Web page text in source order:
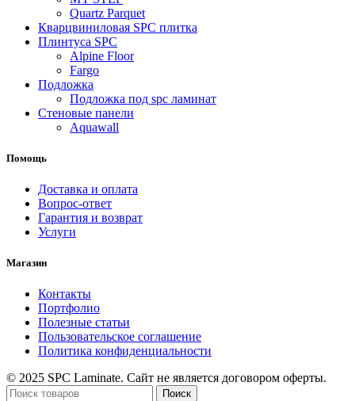
Quartz Parquet
Кварцвиниловая SPC плитка
Плинтуса SPC
Alpine Floor
Fargo
Подложка
Подложка под spc ламинат
Стеновые панели
Aquawall
Помощь
Доставка и оплата
Вопрос-ответ
Гарантия и возврат
Услуги
Магазин
Контакты
Портфолио
Полезные статьи
Пользовательское соглашение
Политика конфиденциальности
© 2025 SPC Laminate. Сайт не является договором оферты.
Поиск